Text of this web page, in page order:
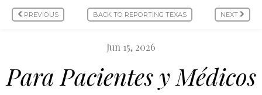
PREVIOUS BACK TO REPORTING TEXAS NEXT
Jun 15, 2026
Para Pacientes y Médicos